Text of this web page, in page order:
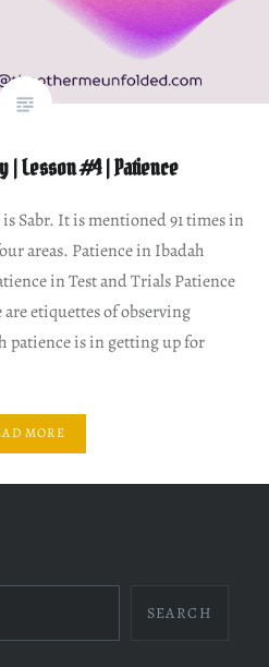
| Lesson #4 | Patience
Sabr. It is mentioned 91 times in
areas. Patience in Ibadah
in Test and Trials Patience
etiquettes of observing
patience is in getting up for
MORE
SEARCH